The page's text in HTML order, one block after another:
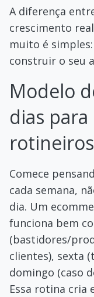
A diferença
crescimento
muito é
construir o seu
Modelo
dias
rotineiros
Comece
cada semana,
dia. Um
funciona bem
(bastidores/
clientes), sexta
domingo (caso
Essa rotina cria